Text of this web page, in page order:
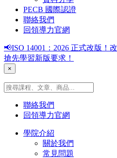
PECB 國際認證
聯絡我們
回領導力官網
📢ISO 14001：2026 正式改版！
搶先學習新版要求！
×
聯絡我們
回領導力官網
學院介紹
關於我們
常見問題